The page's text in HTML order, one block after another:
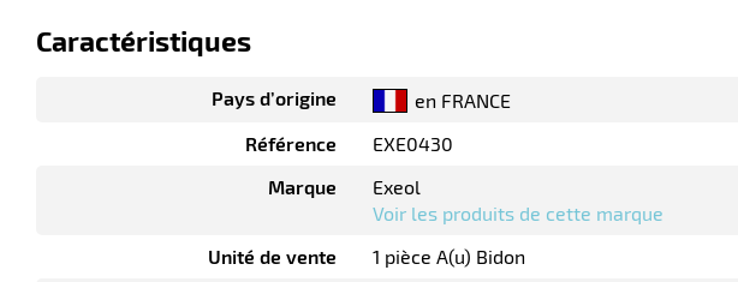
Caractéristiques
Pays d’origine
en FRANCE
Référence
EXE0430
Marque
Exeol
Voir les produits de cette marque
Unité de vente
1 pièce A(u) Bidon